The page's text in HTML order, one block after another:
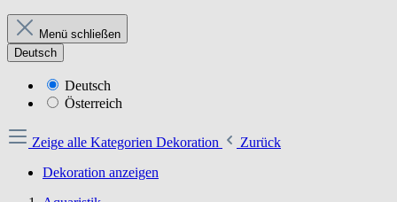
Menü schließen
Deutsch
Deutsch
Österreich
Zeige alle Kategorien Dekoration
Zurück
Dekoration anzeigen